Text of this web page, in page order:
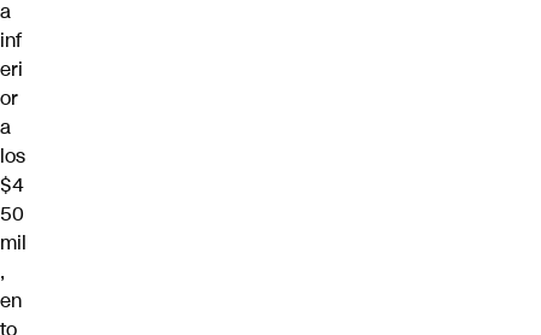
a
inf
eri
or
a
los
$4
50
mil
,
en
to